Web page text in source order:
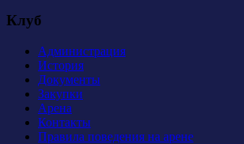
Клуб
Администрация
История
Документы
Закупки
Арена
Контакты
Правила поведения на арене